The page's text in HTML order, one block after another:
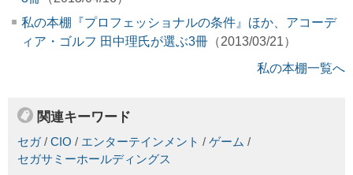
私の本棚『プロフェッショナルの条件』ほか、アコーデ
ィア・ゴルフ 田中理氏が選ぶ3冊 （2013/03/21）
私の本棚一覧へ
関連キーワード
セガ / CIO / エンターテインメント / ゲーム /
セガサミーホールディングス